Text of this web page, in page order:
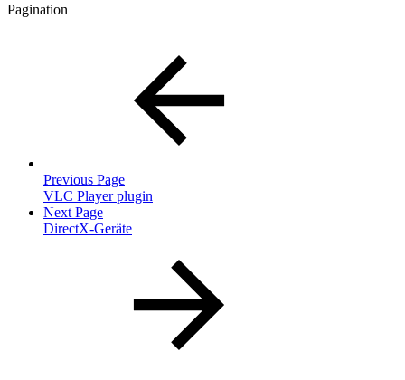
Pagination
Previous Page
VLC Player plugin
Next Page
DirectX-Geräte